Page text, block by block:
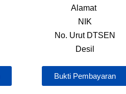
Alamat
NIK
No. Urut DTSEN
Desil
Bukti Pembayaran